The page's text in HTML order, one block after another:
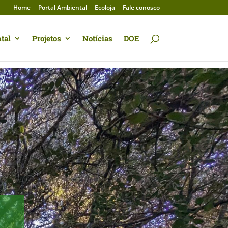
Home Portal Ambiental Ecoloja Fale conosco
Projetos Notícias DOE